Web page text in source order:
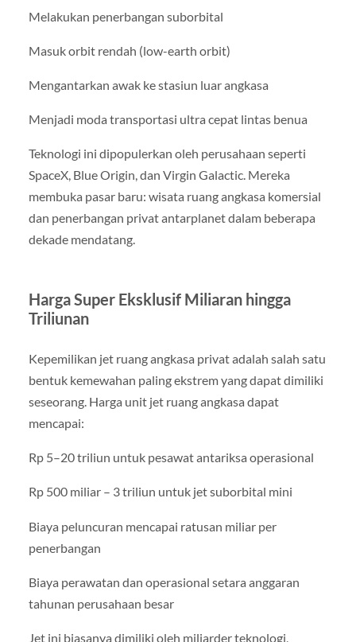
Melakukan penerbangan suborbital
Masuk orbit rendah (low-earth orbit)
Mengantarkan awak ke stasiun luar angkasa
Menjadi moda transportasi ultra cepat lintas benua
Teknologi ini dipopulerkan oleh perusahaan seperti
SpaceX, Blue Origin, dan Virgin Galactic. Mereka
membuka pasar baru: wisata ruang angkasa komersial
dan penerbangan privat antarplanet dalam beberapa
dekade mendatang.
Harga Super Eksklusif Miliaran hingga
Triliunan
Kepemilikan jet ruang angkasa privat adalah salah satu
bentuk kemewahan paling ekstrem yang dapat dimiliki
seseorang. Harga unit jet ruang angkasa dapat
mencapai:
Rp 5–20 triliun untuk pesawat antariksa operasional
Rp 500 miliar – 3 triliun untuk jet suborbital mini
Biaya peluncuran mencapai ratusan miliar per
penerbangan
Biaya perawatan dan operasional setara anggaran
tahunan perusahaan besar
Jet ini biasanya dimiliki oleh miliarder teknologi,